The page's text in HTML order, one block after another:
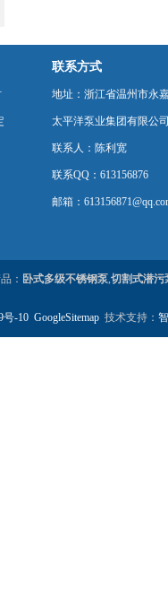
联系方式
地址：浙江省温州市永
太平洋泵业集团有限公
联系人：陈利宽
联系QQ：613156876
邮箱：
： 卧式多级不锈钢泵,切割式潜污
号-10 GoogleSitemap 技术支持：